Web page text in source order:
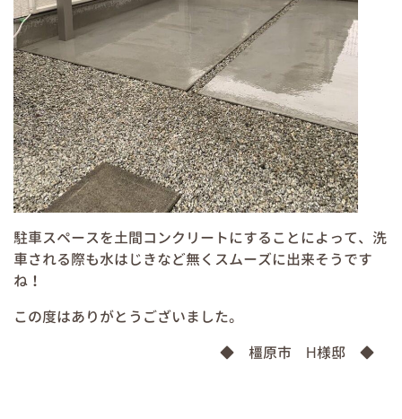
駐車スペースを土間コンクリートにすることによって、洗
車される際も水はじきなど無くスムーズに出来そうです
ね！
この度はありがとうございました。
​​​​​​​◆ 橿原市 H様邸 ◆